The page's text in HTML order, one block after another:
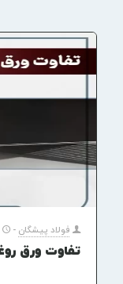
فولاد پیشگان -
تفاوت ورق